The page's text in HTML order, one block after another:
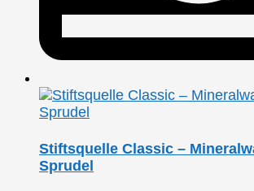
Stiftsquelle Classic –
Sprudel